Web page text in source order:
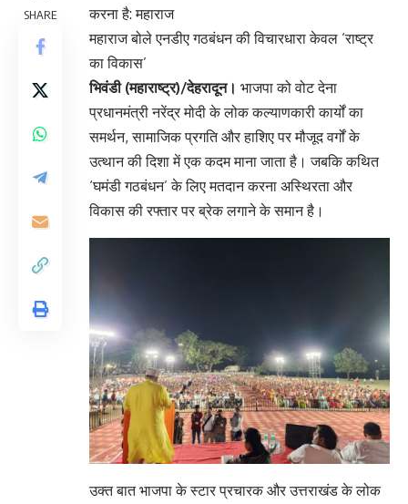
SHARE
करना है: महाराज
महाराज बोले एनडीए गठबंधन की विचारधारा केवल ‘राष्ट्र
का विकास’
भिवंडी (महाराष्ट्र)/देहरादून। भाजपा को वोट देना
प्रधानमंत्री नरेंद्र मोदी के लोक कल्याणकारी कार्यों का
समर्थन, सामाजिक प्रगति और हाशिए पर मौजूद वर्गों के
उत्थान की दिशा में एक कदम माना जाता है। जबकि कथित
‘घमंडी गठबंधन’ के लिए मतदान करना अस्थिरता और
विकास की रफ्तार पर ब्रेक लगाने के समान है।
उक्त बात भाजपा के स्टार प्रचारक और उत्तराखंड के लोक